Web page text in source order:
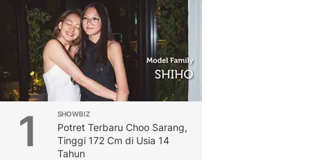
1 SHOWBIZ
Potret Terbaru Choo Sarang,
Tinggi 172 Cm di Usia 14
Tahun